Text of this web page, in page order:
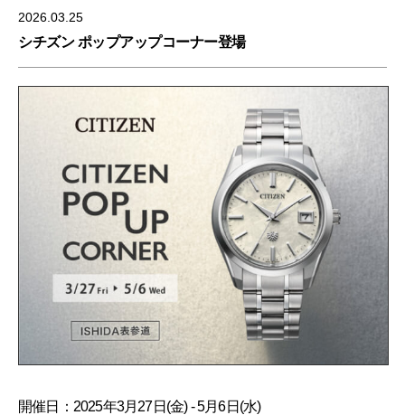
2026.03.25
シチズン ポップアップコーナー登場
開催日：2025年3月27日(金) - 5月6日(水)